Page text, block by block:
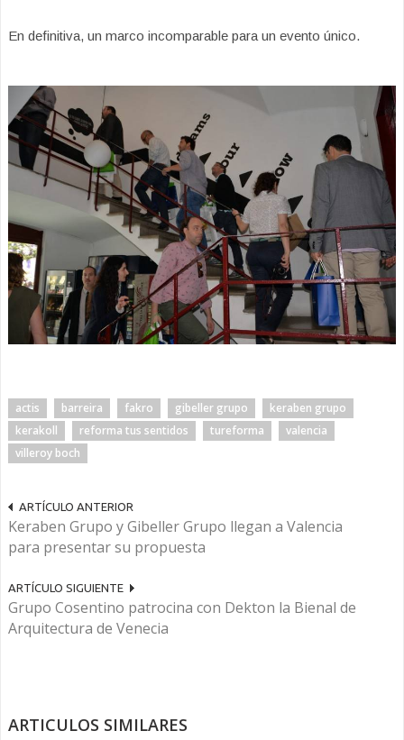
En definitiva, un marco incomparable para un evento único.
actis barreira fakro gibeller grupo
keraben grupo
kerakoll
reforma tus sentidos tureforma
valencia
villeroy boch
ARTÍCULO ANTERIOR
Keraben Grupo y Gibeller Grupo llegan a Valencia
para presentar su propuesta
ARTÍCULO SIGUIENTE
Grupo Cosentino patrocina con Dekton la Bienal de
Arquitectura de Venecia
ARTICULOS SIMILARES